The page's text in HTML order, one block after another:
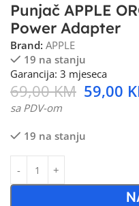
Punjač APPLE
Power Adapter
Brand: APPLE
19 na stanju
Garancija: 3 mjeseca
69,00KM 59,00
sa PDV-om
19 na stanju